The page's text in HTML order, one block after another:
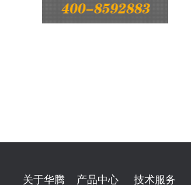
关于华腾 产品中心 技术服务